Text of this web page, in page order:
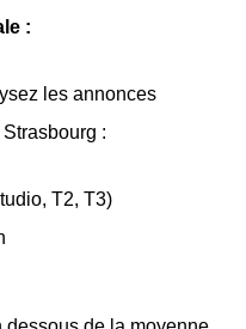
:
les annonces
:
T2, T3)